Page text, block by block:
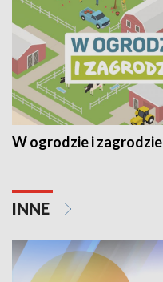
W ogrodzie i zagrodzie
INNE